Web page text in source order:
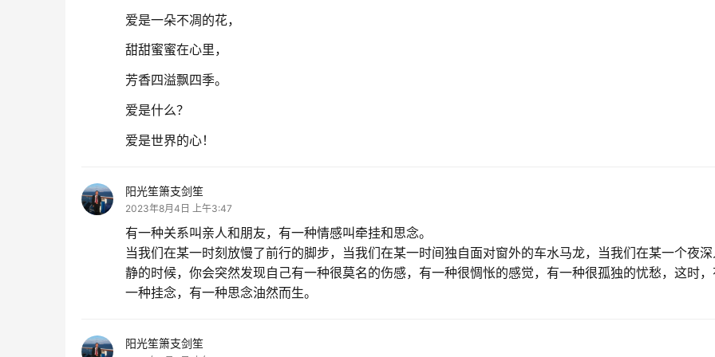
爱是一朵不凋的花，
甜甜蜜蜜在心里，
芳香四溢飘四季。
爱是什么？
爱是世界的心！
阳光笙箫支剑笙
2023年8月4日 上午3:47
有一种关系叫亲人和朋友，有一种情感叫牵挂和思念。
当我们在某一时刻放慢了前行的脚步，当我们在某一时间独自面对窗外的车水马龙，当我们在某一个夜
静的时候，你会突然发现自己有一种很莫名的伤感，有一种很惆怅的感觉，有一种很孤独的忧愁，这时
一种挂念，有一种思念油然而生。
阳光笙箫支剑笙